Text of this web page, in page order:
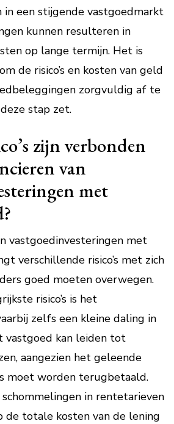
in een stijgende vastgoedmarkt
kunnen resulteren in
op lange termijn. Het is
de risico’s en kosten van geld
zorgvuldig af te
stap zet.
zijn verbonden
van
met
vastgoedinvesteringen met
verschillende risico’s met zich
goed moeten overwegen.
risico’s is het
zelfs een kleine daling in
vastgoed kan leiden tot
aangezien het geleende
moet worden terugbetaald.
schommelingen in rentetarieven
de totale kosten van de lening